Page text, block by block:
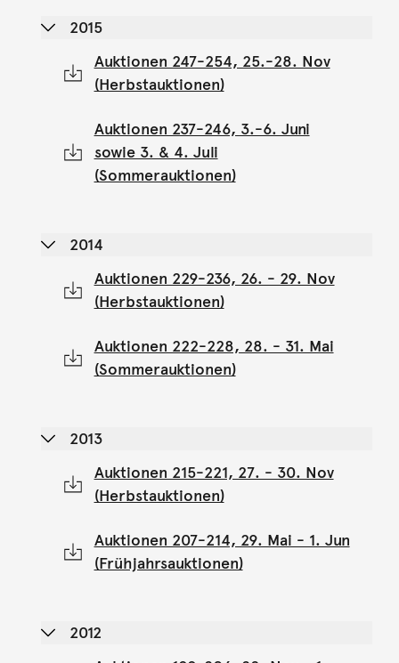
2015
Auktionen 247-254, 25.-28. Nov
(Herbstauktionen)
Auktionen 237-246, 3.-6. Juni
sowie 3. & 4. Juli
(Sommerauktionen)
2014
Auktionen 229-236, 26. - 29. Nov
(Herbstauktionen)
Auktionen 222-228, 28. - 31. Mai
(Sommerauktionen)
2013
Auktionen 215-221, 27. - 30. Nov
(Herbstauktionen)
Auktionen 207-214, 29. Mai - 1. Jun
(Frühjahrsauktionen)
2012